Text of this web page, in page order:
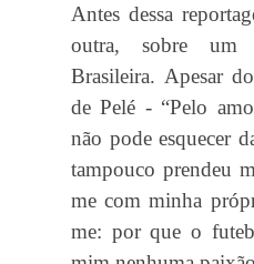
Antes dessa
outra, sobre um
Brasileira. Apesar
de Pelé - “Pelo
não pode esquecer
tampouco prendeu
me com minha
me: por que o